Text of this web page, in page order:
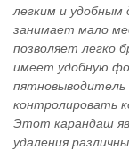
легким и удобным
занимает мало
позволяет легко
имеет удобную
контролировать
Этот карандаш
удаления